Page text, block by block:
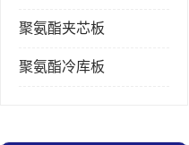
聚氨酯夹芯板
聚氨酯冷库板